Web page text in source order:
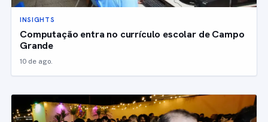
INSIGHTS
Computação entra no currículo escolar de Campo
Grande
10 de ago.